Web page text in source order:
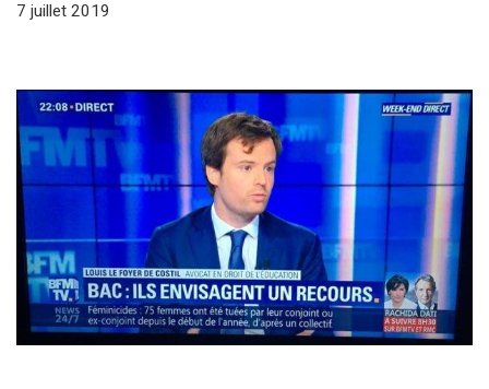
7 juillet 2019